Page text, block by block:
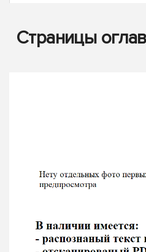
Страницы